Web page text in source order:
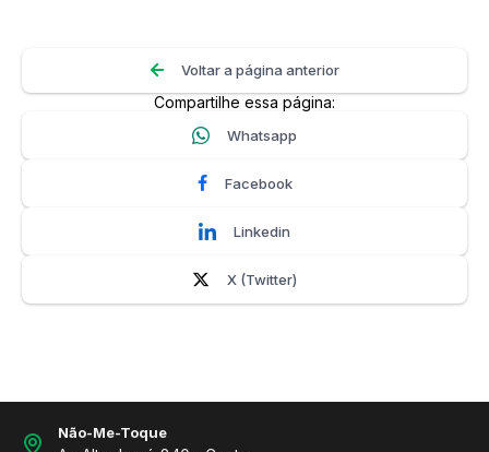
Voltar a página anterior
Compartilhe essa página:
Whatsapp
Facebook
Linkedin
X (Twitter)
Não-Me-Toque